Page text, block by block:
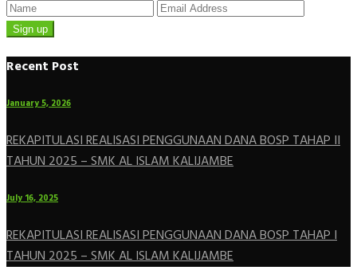
Sign up
Recent Post
January 5, 2026
REKAPITULASI REALISASI PENGGUNAAN DANA BOSP TAHAP II
TAHUN 2025 – SMK AL ISLAM KALIJAMBE
July 16, 2025
REKAPITULASI REALISASI PENGGUNAAN DANA BOSP TAHAP I
TAHUN 2025 – SMK AL ISLAM KALIJAMBE